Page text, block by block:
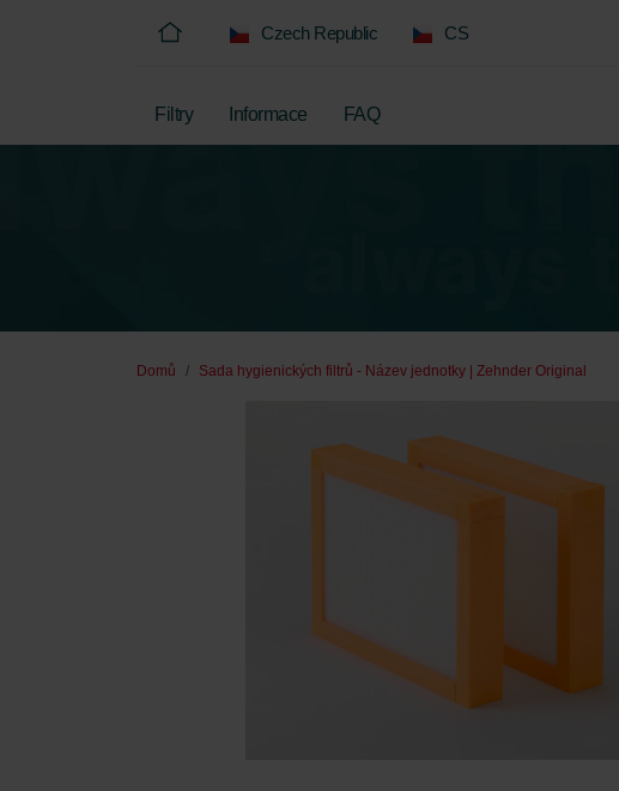
Czech Republic CS
Filtry Informace FAQ
Domů Sada hygienických filtrů - Název jednotky | Zehnder Original